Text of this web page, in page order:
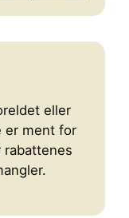
eller
er ment for
rabattenes